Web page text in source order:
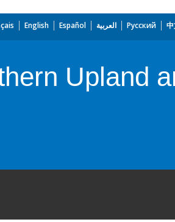
English Español العربية Русский
Upland